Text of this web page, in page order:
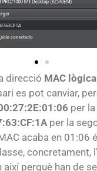
direcció MAC lògica
es pot canviar,
per
per la
acaba en 01:06
concretament,
així perquè han de